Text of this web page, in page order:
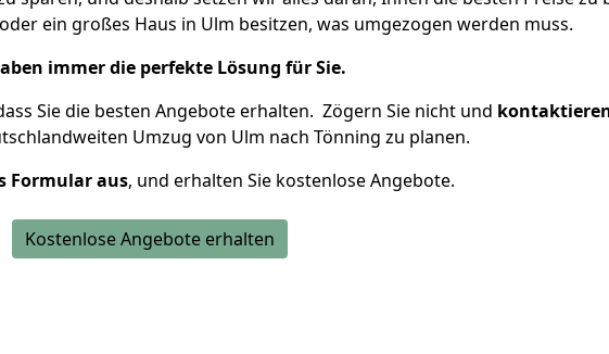
ein großes Haus in Ulm besitzen, was umgezogen werden muss.
immer die perfekte Lösung für Sie.
Sie die besten Angebote erhalten. Zögern Sie nicht und
Umzug von Ulm nach Tönning zu planen.
Formular aus, und erhalten Sie kostenlose Angebote.
Kostenlose Angebote erhalten